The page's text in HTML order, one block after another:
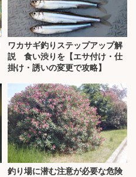
ワカサギ釣りステップアップ解
説 食い渋りを【エサ付け・仕
掛け・誘いの変更で攻略】
釣り場に潜む注意が必要な危険